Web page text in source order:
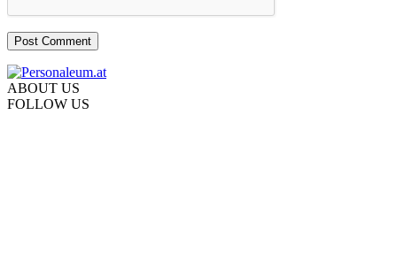
ABOUT US
FOLLOW US